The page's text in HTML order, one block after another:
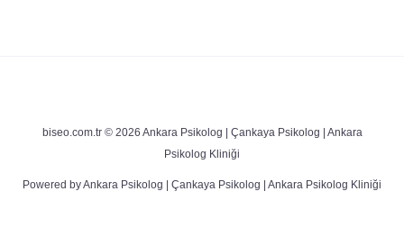
biseo.com.tr © 2026 Ankara Psikolog | Çankaya Psikolog | Ankara
Psikolog Kliniği
Powered by Ankara Psikolog | Çankaya Psikolog | Ankara Psikolog Kliniği